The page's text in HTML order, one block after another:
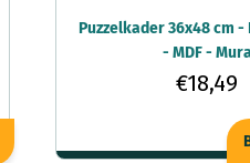
Puzzelkader 36x48 cm
- MDF -
€18,49